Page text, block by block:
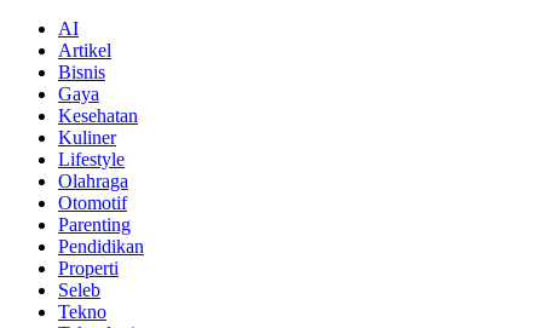
AI
Artikel
Bisnis
Gaya
Kesehatan
Kuliner
Lifestyle
Olahraga
Otomotif
Parenting
Pendidikan
Properti
Seleb
Tekno